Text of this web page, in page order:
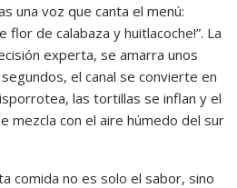
una voz que canta el menú:
flor de calabaza y huitlacoche!”. La
experta, se amarra unos
el canal se convierte en
las tortillas se inflan y el
mezcla con el aire húmedo del sur
comida no es solo el sabor, sino